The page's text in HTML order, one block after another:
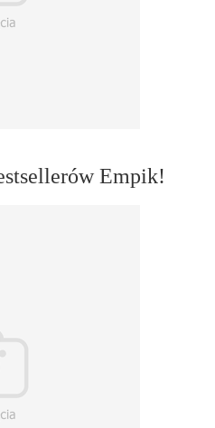
Empik!